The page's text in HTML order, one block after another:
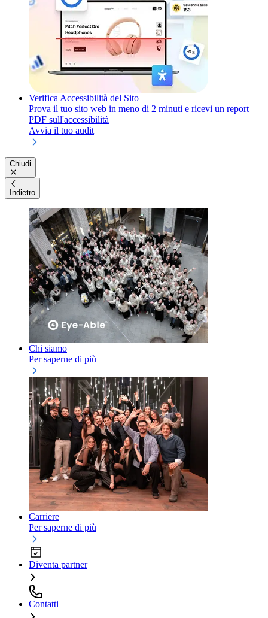
Verifica Accessibilità del Sito
Prova il tuo sito web in meno di 2 minuti e ricevi un report
PDF sull'accessibilità
Avvia il tuo audit
Chiudi
Indietro
Chi siamo
Per saperne di più
Carriere
Per saperne di più
Diventa partner
Contatti